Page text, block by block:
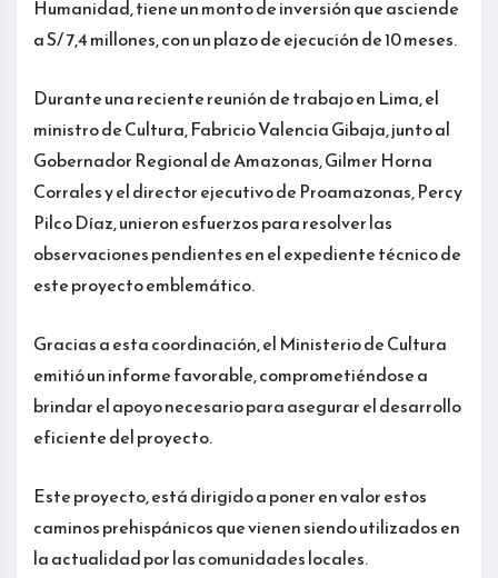
Humanidad, tiene un monto de inversión que asciende
a S/ 7,4 millones, con un plazo de ejecución de 10 meses.
Durante una reciente reunión de trabajo en Lima, el
ministro de Cultura, Fabricio Valencia Gibaja, junto al
Gobernador Regional de Amazonas, Gilmer Horna
Corrales y el director ejecutivo de Proamazonas, Percy
Pilco Díaz, unieron esfuerzos para resolver las
observaciones pendientes en el expediente técnico de
este proyecto emblemático.
Gracias a esta coordinación, el Ministerio de Cultura
emitió un informe favorable, comprometiéndose a
brindar el apoyo necesario para asegurar el desarrollo
eficiente del proyecto.
Este proyecto, está dirigido a poner en valor estos
caminos prehispánicos que vienen siendo utilizados en
la actualidad por las comunidades locales.